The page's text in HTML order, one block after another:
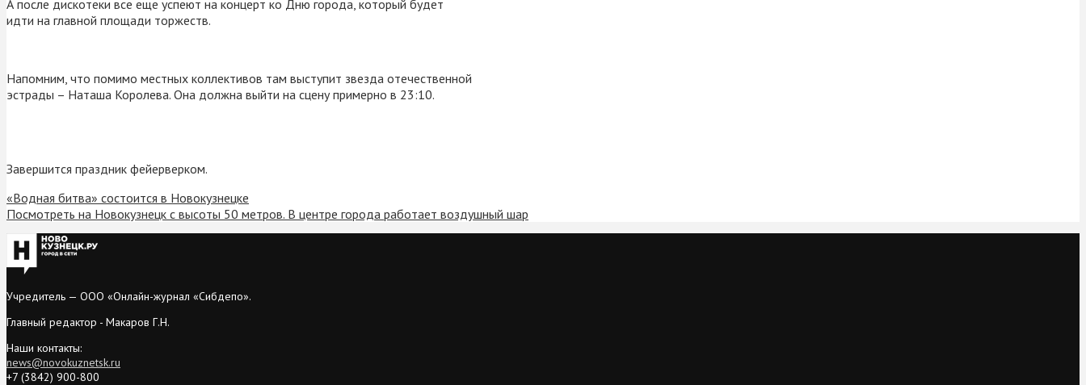
А после дискотеки все еще успеют на концерт ко Дню города, который будет
идти на главной площади торжеств.
Напомним, что помимо местных коллективов там выступит звезда отечественной
эстрады – Наташа Королева. Она должна выйти на сцену примерно в 23:10.
Завершится праздник фейерверком.
«Водная битва» состоится в Новокузнецке
Посмотреть на Новокузнецк с высоты 50 метров. В центре города работает воздушный шар
Учредитель — ООО «Онлайн-журнал «Сибдепо».
Главный редактор - Макаров Г.Н.
Наши контакты:
news@novokuznetsk.ru
+7 (3842) 900-800